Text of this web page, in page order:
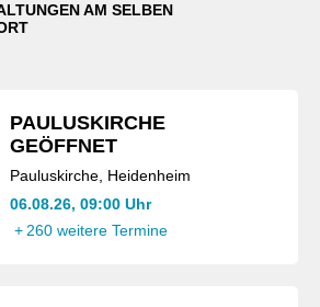
AM SELBEN
PAULUSKIRCHE
GEÖFFNET
Pauluskirche, Heidenheim
06.08.26, 09:00 Uhr
+ 260 weitere Termine